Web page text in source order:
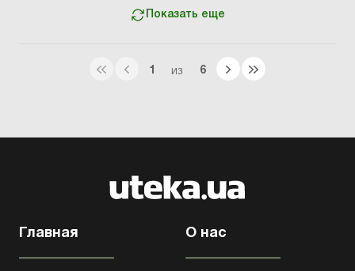
Показать еще
1 ИЗ 6
Главная О нас